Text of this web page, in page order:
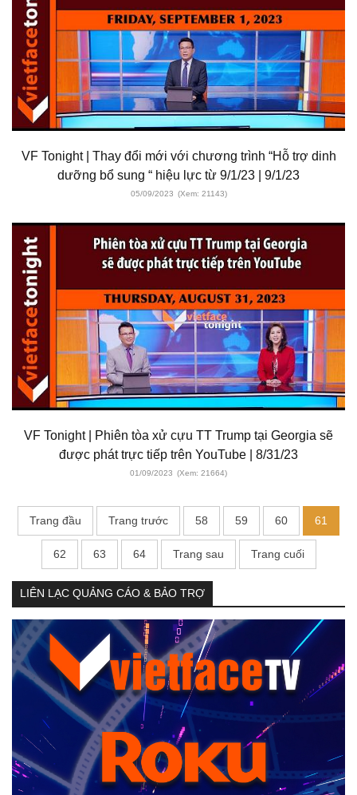
VF Tonight | Thay đổi mới với chương trình “Hỗ trợ dinh
dưỡng bổ sung “ hiệu lực từ 9/1/23 | 9/1/23
05/09/2023 (Xem: 21143)
VF Tonight | Phiên tòa xử cựu TT Trump tại Georgia sẽ
được phát trực tiếp trên YouTube | 8/31/23
01/09/2023 (Xem: 21664)
Trang đầu Trang trước 58 59 60 61
62 63 64 Trang sau Trang cuối
LIÊN LẠC QUẢNG CÁO & BẢO TRỢ